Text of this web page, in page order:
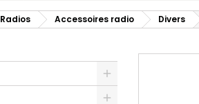
Radios Accessoires radio Divers